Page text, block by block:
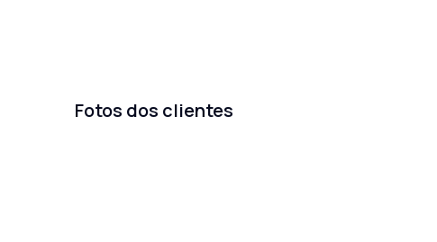
Fotos dos clientes